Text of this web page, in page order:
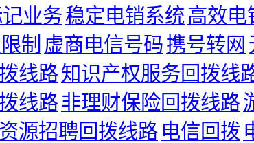
业务稳定电销系统高效电
制 虚商电信号码携号转网
线路知识产权服务回拨线
线路非理财保险回拨线路
源招聘回拨线路 电信回拨